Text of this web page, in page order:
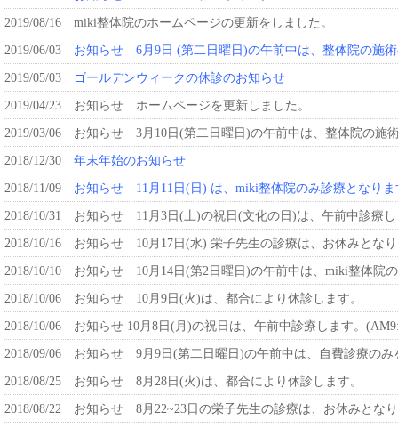
2019/08/16 miki整体院のホームページの更新をしました。
2019/06/03 お知らせ 6月9日 (第二日曜日)の午前中は、整体院の施
2019/05/03 ゴールデンウィークの休診のお知らせ
2019/04/23 お知らせ ホームページを更新しました。
2019/03/06 お知らせ 3月10日(第二日曜日)の午前中は、整体院の施
2018/12/30 年末年始のお知らせ
2018/11/09 お知らせ 11月11日(日) は、miki整体院のみ診療となりま
2018/10/31 お知らせ 11月3日(土)の祝日(文化の日)は、午前中診療し
2018/10/16 お知らせ 10月17日(水) 栄子先生の診療は、お休みとな
2018/10/10 お知らせ 10月14日(第2日曜日)の午前中は、miki整体院
2018/10/06 お知らせ 10月9日(火)は、都合により休診します。
2018/10/06 お知らせ 10月8日(月)の祝日は、午前中診療します。
2018/09/06 お知らせ 9月9日(第二日曜日)の午前中は、自費診療のみ
2018/08/25 お知らせ 8月28日(火)は、都合により休診します。
2018/08/22 お知らせ 8月22~23日の栄子先生の診療は、お休みとな